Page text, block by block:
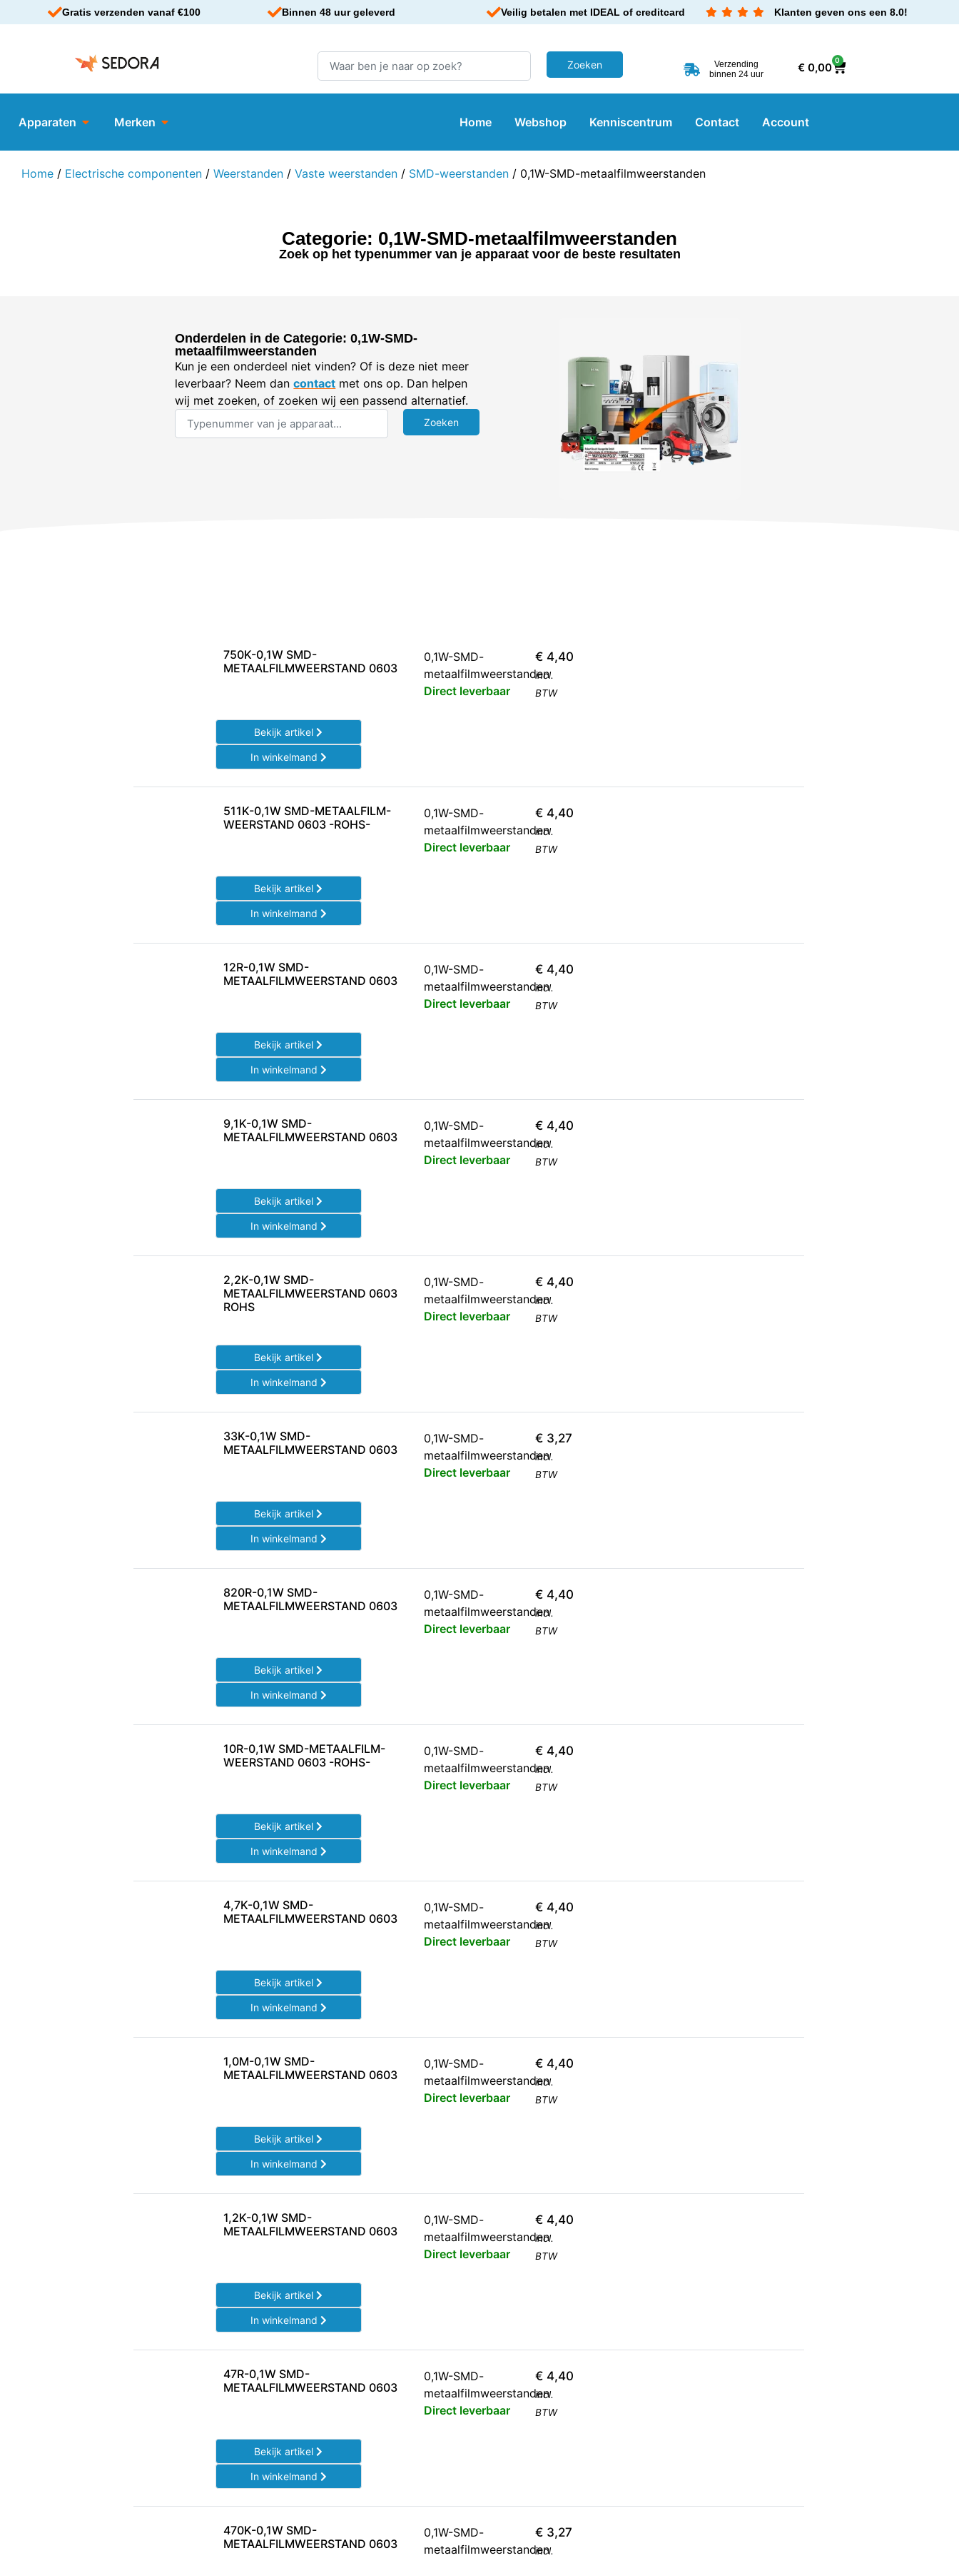
Gratis verzenden vanaf €100 Binnen 48 uur geleverd Veilig betalen met IDEAL of creditcard Klanten geven ons een 8.0!
Verzending
binnen 24 uur
€0,00
0
Apparaten Merken Home Webshop Kenniscentrum Contact Account
Home / Electrische componenten / Weerstanden / Vaste weerstanden / SMD-weerstanden / 0,1W-SMD-metaalfilmweerstanden
Categorie: 0,1W-SMD-metaalfilmweerstanden
Zoek op het typenummer van je apparaat voor de beste resultaten
Onderdelen in de Categorie: 0,1W-SMD-
metaalfilmweerstanden
Kun je een onderdeel niet vinden? Of is deze niet meer
leverbaar? Neem dancontact met ons op. Dan helpen
wij met zoeken, of zoeken wij een passend alternatief.
750K-0,1W SMD-
METAALFILMWEERSTAND 0603
0,1W-SMD-
metaalfilmweerstanden
Direct leverbaar
€ 4,40
incl.
BTW
Bekijk artikel
In winkelmand
511K-0,1W SMD-METAALFILM-
WEERSTAND 0603 -ROHS-
0,1W-SMD-
metaalfilmweerstanden
Direct leverbaar
€ 4,40
incl.
BTW
Bekijk artikel
In winkelmand
12R-0,1W SMD-
METAALFILMWEERSTAND 0603
0,1W-SMD-
metaalfilmweerstanden
Direct leverbaar
€ 4,40
incl.
BTW
Bekijk artikel
In winkelmand
9,1K-0,1W SMD-
METAALFILMWEERSTAND 0603
0,1W-SMD-
metaalfilmweerstanden
Direct leverbaar
€ 4,40
incl.
BTW
Bekijk artikel
In winkelmand
2,2K-0,1W SMD-
METAALFILMWEERSTAND 0603
ROHS
0,1W-SMD-
metaalfilmweerstanden
Direct leverbaar
€ 4,40
incl.
BTW
Bekijk artikel
In winkelmand
33K-0,1W SMD-
METAALFILMWEERSTAND 0603
0,1W-SMD-
metaalfilmweerstanden
Direct leverbaar
€ 3,27
incl.
BTW
Bekijk artikel
In winkelmand
820R-0,1W SMD-
METAALFILMWEERSTAND 0603
0,1W-SMD-
metaalfilmweerstanden
Direct leverbaar
€ 4,40
incl.
BTW
Bekijk artikel
In winkelmand
10R-0,1W SMD-METAALFILM-
WEERSTAND 0603 -ROHS-
0,1W-SMD-
metaalfilmweerstanden
Direct leverbaar
€ 4,40
incl.
BTW
Bekijk artikel
In winkelmand
4,7K-0,1W SMD-
METAALFILMWEERSTAND 0603
0,1W-SMD-
metaalfilmweerstanden
Direct leverbaar
€ 4,40
incl.
BTW
Bekijk artikel
In winkelmand
1,0M-0,1W SMD-
METAALFILMWEERSTAND 0603
0,1W-SMD-
metaalfilmweerstanden
Direct leverbaar
€ 4,40
incl.
BTW
Bekijk artikel
In winkelmand
1,2K-0,1W SMD-
METAALFILMWEERSTAND 0603
0,1W-SMD-
metaalfilmweerstanden
Direct leverbaar
€ 4,40
incl.
BTW
Bekijk artikel
In winkelmand
47R-0,1W SMD-
METAALFILMWEERSTAND 0603
0,1W-SMD-
metaalfilmweerstanden
Direct leverbaar
€ 4,40
incl.
BTW
Bekijk artikel
In winkelmand
470K-0,1W SMD-
METAALFILMWEERSTAND 0603
0,1W-SMD-
metaalfilmweerstanden
€ 3,27
incl.